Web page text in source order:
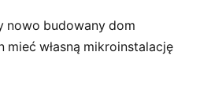
nowo budowany dom
własną mikroinstalację